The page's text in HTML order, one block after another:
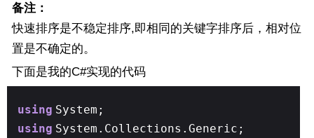
备注：
快速排序是不稳定排序,即相同的关键字排序后，相对位
置是不确定的。
下面是我的C#实现的代码
using System;
using System.Collections.Generic;